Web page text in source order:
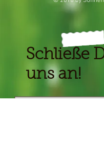
Schließe
uns an!